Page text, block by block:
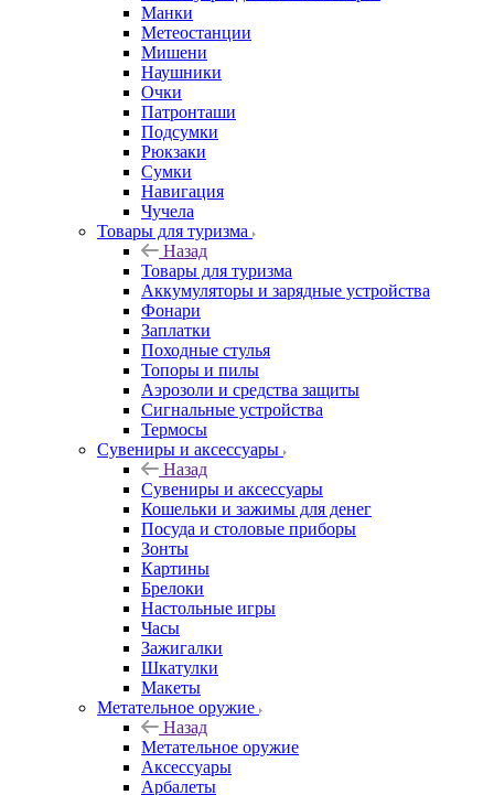
Манки
Метеостанции
Мишени
Наушники
Очки
Патронташи
Подсумки
Рюкзаки
Сумки
Навигация
Чучела
Товары для туризма
Назад
Товары для туризма
Аккумуляторы и зарядные устройства
Фонари
Заплатки
Походные стулья
Топоры и пилы
Аэрозоли и средства защиты
Сигнальные устройства
Термосы
Сувениры и аксессуары
Назад
Сувениры и аксессуары
Кошельки и зажимы для денег
Посуда и столовые приборы
Зонты
Картины
Брелоки
Настольные игры
Часы
Зажигалки
Шкатулки
Макеты
Метательное оружие
Назад
Метательное оружие
Аксессуары
Арбалеты